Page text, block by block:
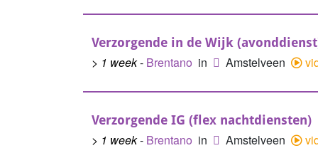
Verzorgende in de Wijk
> 1 week- Brentano in Amstelveen
Verzorgende IG (flex nachtdiensten)
> 1 week- Brentano in Amstelveen